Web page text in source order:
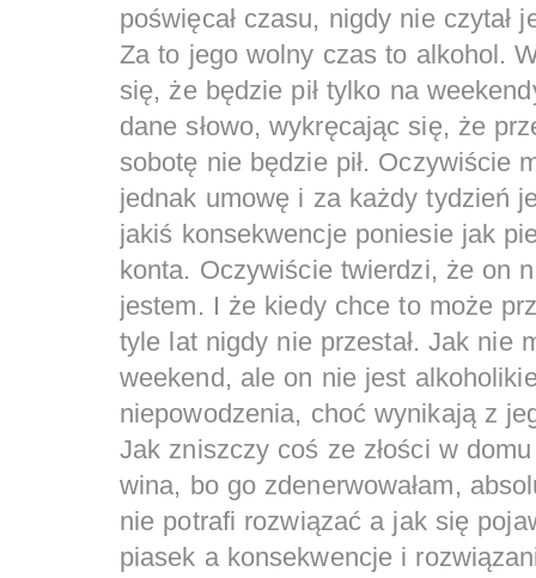
poświęcał czasu, nigdy nie czytał
Za to jego wolny czas to alkohol.
się, że będzie pił tylko na
dane słowo, wykręcając się, że
sobotę nie będzie pił. Oczywiście
jednak umowę i za każdy tydzień
jakiś konsekwencje poniesie jak
konta. Oczywiście twierdzi, że on
jestem. I że kiedy chce to może
tyle lat nigdy nie przestał. Jak nie
weekend, ale on nie jest
niepowodzenia, choć wynikają z
Jak zniszczy coś ze złości w
wina, bo go zdenerwowałam,
nie potrafi rozwiązać a jak się
piasek a konsekwencje i